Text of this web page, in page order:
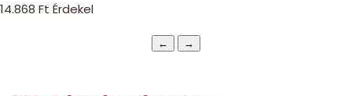
14.868 Ft Érdekel
← →